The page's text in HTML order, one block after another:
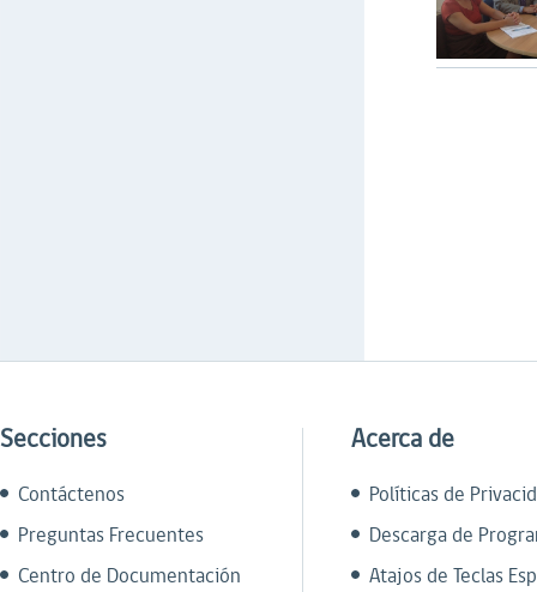
Secciones
Contáctenos
Preguntas Frecuentes
Centro de Documentación
Acerca de
Políticas de
Descarga de
Atajos de Teclas